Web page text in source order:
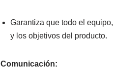
Garantiza que todo el
y los objetivos del producto.
Comunicación: